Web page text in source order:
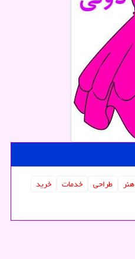
هنر طراحی خدمات
خرید